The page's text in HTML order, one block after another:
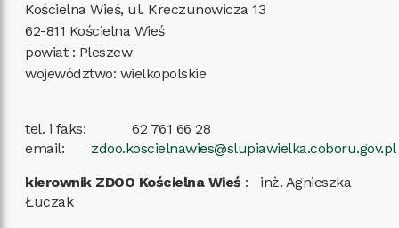
Kościelna Wieś, ul. Kreczunowicza 13
62-811 Kościelna Wieś
powiat : Pleszew
województwo: wielkopolskie
tel. i faks:
62 761 66 28
email:
zdoo.koscielnawies@slupiawielka.coboru.gov.pl
kierownik ZDOO Kościelna Wieś : inż. Agnieszka
Łuczak